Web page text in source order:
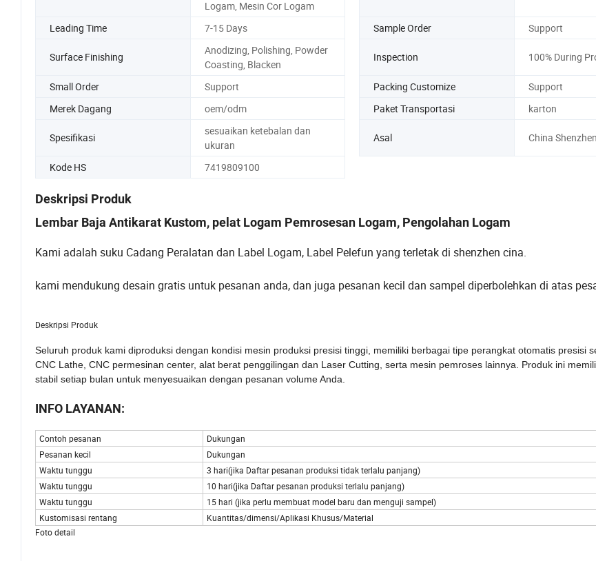
Logam, Mesin Cor Logam
Leading Time 7-15 Days Sample Order Support
Surface Finishing
Anodizing, Polishing, Powder
Coasting, Blacken
Inspection 100% During
Small Order Support Packing Customize
Support
Merek Dagang
oem/odm Paket Transportasi karton
Spesifikasi
sesuaikan ketebalan dan
ukuran
Asal China Shenzhen
Kode HS 7419809100
Deskripsi Produk
Lembar Baja Antikarat Kustom, pelat Logam Pemrosesan Logam, Pengolahan Logam
Kami adalah suku Cadang Peralatan dan Label Logam, Label Pelefun yang terletak di shenzhen cina.
kami mendukung desain gratis untuk pesanan anda, dan juga pesanan kecil dan sampel diperbolehkan di atas
Deskripsi Produk
Seluruh produk kami diproduksi dengan kondisi mesin produksi presisi tinggi, memiliki berbagai tipe perangkat otomatis presisi
CNC Lathe, CNC permesinan center, alat berat penggilingan dan Laser Cutting, serta mesin pemroses lainnya. Produk ini
stabil setiap bulan untuk menyesuaikan dengan pesanan volume Anda.
INFO LAYANAN:
Contoh pesanan
Dukungan
Pesanan kecil
Dukungan
Waktu tunggu
3 hari(jika Daftar pesanan produksi tidak terlalu panjang)
Waktu tunggu
10 hari(jika Daftar pesanan produksi terlalu panjang)
Waktu tunggu
15 hari (jika perlu membuat model baru dan menguji sampel)
Kustomisasi rentang
Kuantitas/dimensi/Aplikasi Khusus/Material
Foto detail